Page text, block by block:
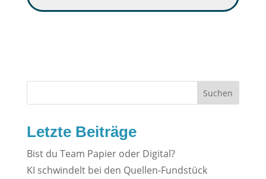
Suchen
Letzte Beiträge
Bist du Team Papier oder Digital?
KI schwindelt bei den Quellen-Fundstück